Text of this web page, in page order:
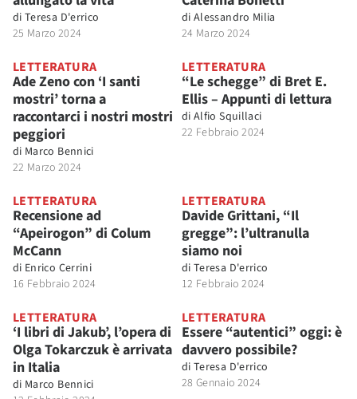
di Teresa D'errico
25 Marzo 2024
di Alessandro Milia
24 Marzo 2024
LETTERATURA
Ade Zeno con ‘I santi
mostri’ torna a
raccontarci i nostri mostri
peggiori
di Marco Bennici
22 Marzo 2024
LETTERATURA
“Le schegge” di Bret E.
Ellis – Appunti di lettura
di Alfio Squillaci
22 Febbraio 2024
LETTERATURA
Recensione ad
“Apeirogon” di Colum
McCann
di Enrico Cerrini
16 Febbraio 2024
LETTERATURA
Davide Grittani, “Il
gregge”: l’ultranulla
siamo noi
di Teresa D'errico
12 Febbraio 2024
LETTERATURA
‘I libri di Jakub’, l’opera di
Olga Tokarczuk è arrivata
in Italia
di Marco Bennici
LETTERATURA
Essere “autentici” oggi: è
davvero possibile?
di Teresa D'errico
28 Gennaio 2024